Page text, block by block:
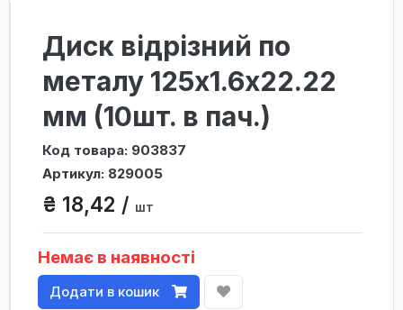
Диск відрізний по
металу 125х1.6х22.22
мм (10шт. в пач.)
Код товара: 903837
Артикул: 829005
₴ 18,42 / шт
Немає в наявності
Додати в кошик